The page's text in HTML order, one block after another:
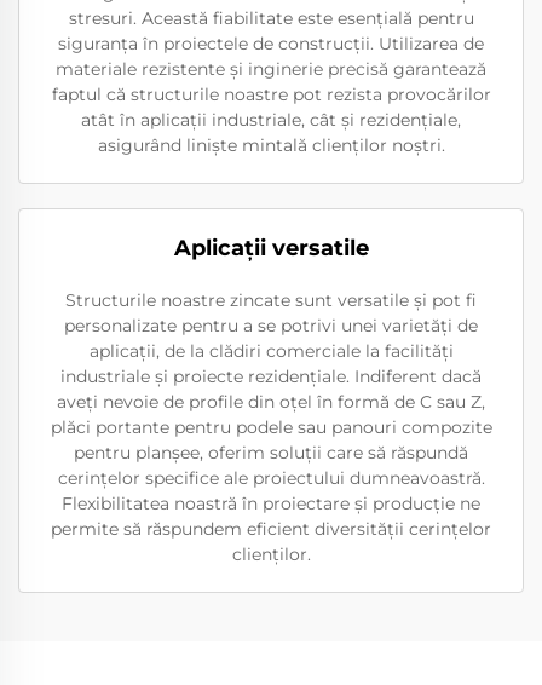
stresuri. Această fiabilitate este esențială pentru
siguranța în proiectele de construcții. Utilizarea de
materiale rezistente și inginerie precisă garantează
faptul că structurile noastre pot rezista provocărilor
atât în aplicații industriale, cât și rezidențiale,
asigurând liniște mintală clienților noștri.
Aplicații versatile
Structurile noastre zincate sunt versatile și pot fi
personalizate pentru a se potrivi unei varietăți de
aplicații, de la clădiri comerciale la facilități
industriale și proiecte rezidențiale. Indiferent dacă
aveți nevoie de profile din oțel în formă de C sau Z,
plăci portante pentru podele sau panouri compozite
pentru planșee, oferim soluții care să răspundă
cerințelor specifice ale proiectului dumneavoastră.
Flexibilitatea noastră în proiectare și producție ne
permite să răspundem eficient diversității cerințelor
clienților.